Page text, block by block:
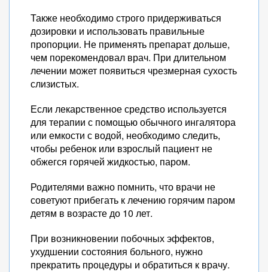
Также необходимо строго придерживаться
дозировки и использовать правильные
пропорции. Не применять препарат дольше,
чем порекомендовал врач. При длительном
лечении может появиться чрезмерная сухость
слизистых.
Если лекарственное средство используется
для терапии с помощью обычного ингалятора
или емкости с водой, необходимо следить,
чтобы ребенок или взрослый пациент не
обжегся горячей жидкостью, паром.
Родителями важно помнить, что врачи не
советуют прибегать к лечению горячим паром
детям в возрасте до 10 лет.
При возникновении побочных эффектов,
ухудшении состояния больного, нужно
прекратить процедуры и обратиться к врачу.